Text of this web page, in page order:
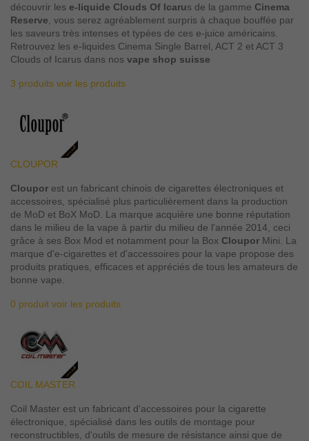
découvrir les e-liquide Clouds Of Icarus de la gamme Cinema
Reserve , vous serez agréablement surpris à chaque bouffée par
les saveurs très intenses et typées de ces e-juice américains.
Retrouvez les e-liquides Cinema Single Barrel, ACT 2 et ACT 3
Clouds of Icarus dans nos vape shop suisse
3 produits voir les produits
CLOUPOR
Cloupor est un fabricant chinois de cigarettes électroniques et
accessoires, spécialisé plus particulièrement dans la production
de MoD et BoX MoD. La marque acquière une bonne réputation
dans le milieu de la vape à partir du milieu de l'année 2014, ceci
grâce à ses Box Mod et notamment pour la Box Cloupor Mini. La
marque d'e-cigarettes et d'accessoires pour la vape propose des
produits pratiques, efficaces et appréciés de tous les amateurs de
bonne vape.
0 produit voir les produits
COIL MASTER
Coil Master est un fabricant d'accessoires pour la cigarette
électronique, spécialisé dans les outils de montage pour
reconstructibles, d'outils de mesure de résistance ainsi que de